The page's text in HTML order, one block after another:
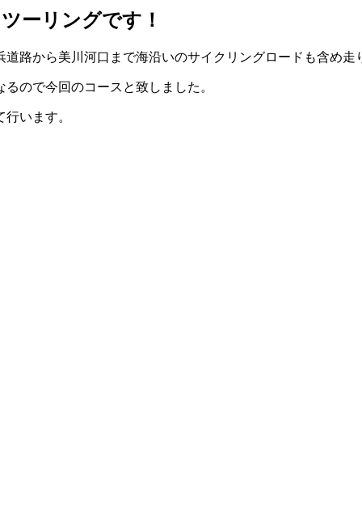
ーリングです！
路から美川河口まで海沿いのサイクリングロードも含め走
ので今回のコースと致しました。
います。